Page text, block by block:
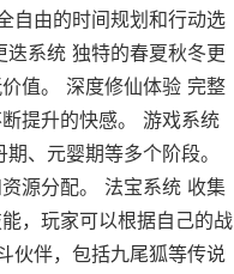
自由的时间规划和行动选
系统 独特的春夏秋冬更
值。 深度修仙体验 完整
提升的快感。 游戏系统
、元婴期等多个阶段。
源分配。 法宝系统 收集
，玩家可以根据自己的战
伙伴，包括九尾狐等传说